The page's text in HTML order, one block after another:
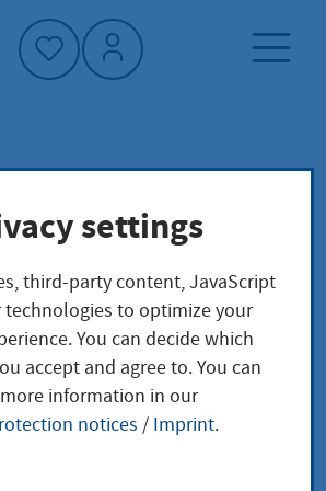
Änderung
Voraussetzungen kann sich die
verändern. Hier erfahren Sie,
ist.
settings
third-party content, JavaScript
technologies to optimize your
You can decide which
accept and agree to. You can
information in our
notices / Imprint.